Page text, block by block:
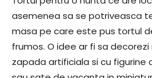
asemenea sa se potriveasca
masa pe care este pus tortul
frumos. O idee ar fi sa
zapada artificiala si cu figurine